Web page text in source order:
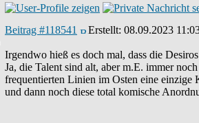
Beitrag #118541 Erstellt: 08.09.2023
Irgendwo hieß es doch mal, dass die
Ja, die Talent sind alt, aber m.E. immer
frequentierten Linien im Osten eine einzige
und dann noch diese total komische